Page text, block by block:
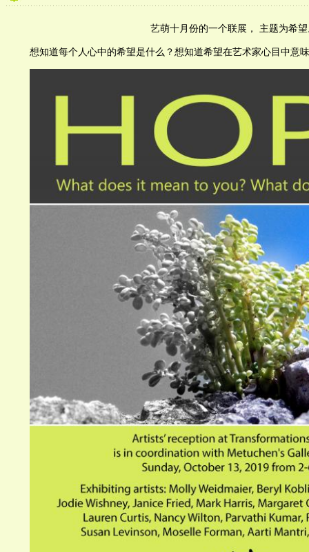
艺萌十月份的一个联展， 主题为希望
想知道每个人心中的希望是什么？想知道希望在艺术家心目中意